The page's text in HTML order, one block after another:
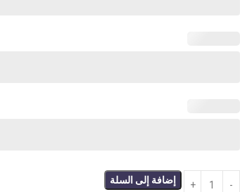
إضافة إلى السلة